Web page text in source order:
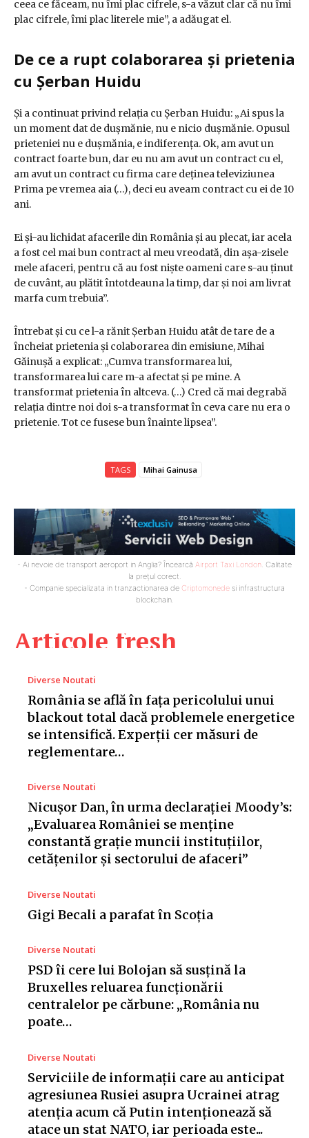
Articole fresh
Diverse Noutati
România se află în fața pericolului unui
blackout total dacă problemele energetice
se intensifică. Experții cer măsuri de
reglementare…
Diverse Noutati
Nicușor Dan, în urma declarației Moody’s:
„Evaluarea României se menține
constantă grație muncii instituțiilor,
cetățenilor și sectorului de afaceri”
Diverse Noutati
Gigi Becali a parafat în Scoția
Diverse Noutati
PSD îi cere lui Bolojan să susțină la
Bruxelles reluarea funcționării
centralelor pe cărbune: „România nu
poate…
Diverse Noutati
Serviciile de informații care au anticipat
agresiunea Rusiei asupra Ucrainei atrag
atenția acum că Putin intenționează să
atace un stat NATO, iar perioada este...
ceea ce făceam, nu îmi plac cifrele, s-a văzut clar că nu îmi
plac cifrele, îmi plac literele mie”, a adăugat el.
De ce a rupt colaborarea și prietenia
cu Șerban Huidu
Și a continuat privind relația cu Șerban Huidu: „Ai spus la
un moment dat de dușmănie, nu e nicio dușmănie. Opusul
prieteniei nu e dușmănia, e indiferența. Ok, am avut un
contract foarte bun, dar eu nu am avut un contract cu el,
am avut un contract cu firma care deținea televiziunea
Prima pe vremea aia (…), deci eu aveam contract cu ei de 10
ani.
Ei și-au lichidat afacerile din România și au plecat, iar acela
a fost cel mai bun contract al meu vreodată, din așa-zisele
mele afaceri, pentru că au fost niște oameni care s-au ținut
de cuvânt, au plătit întotdeauna la timp, dar și noi am livrat
marfa cum trebuia”.
Întrebat și cu ce l-a rănit Șerban Huidu atât de tare de a
încheiat prietenia și colaborarea din emisiune, Mihai
Găinușă a explicat: „Cumva transformarea lui,
transformarea lui care m-a afectat și pe mine. A
transformat prietenia în altceva. (…) Cred că mai degrabă
relația dintre noi doi s-a transformat în ceva care nu era o
prietenie. Tot ce fusese bun înainte lipsea”.
TAGS Mihai Gainusa
- Ai nevoie de transport aeroport in Anglia? Încearcă Airport Taxi London . Calitate
la prețul corect.
- Companie specializata in tranzactionarea de Criptomonede si infrastructura
blockchain.